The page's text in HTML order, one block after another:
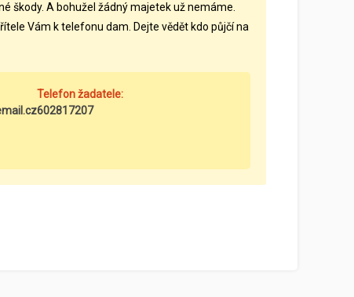
škody. A bohužel žádný majetek už nemáme.
Vám k telefonu dam. Dejte vědět kdo půjčí na
Telefon žadatele:
602817207